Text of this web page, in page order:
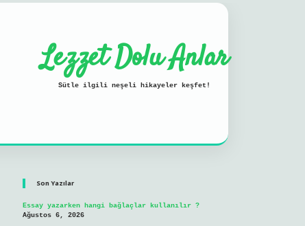
Lezzet Dolu Anlar
Sütle ilgili neşeli hikayeler keşfet!
Son Yazılar
Essay yazarken hangi bağlaçlar kullanılır ?
Ağustos 6, 2026